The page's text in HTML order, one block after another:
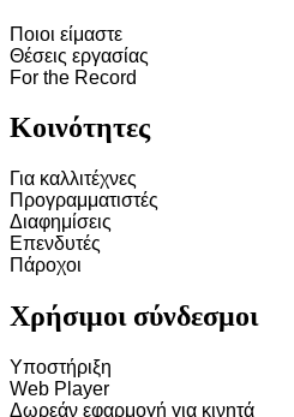
Ποιοι είμαστε
Θέσεις εργασίας
For the Record
Κοινότητες
Για καλλιτέχνες
Προγραμματιστές
Διαφημίσεις
Επενδυτές
Πάροχοι
Χρήσιμοι σύνδεσμοι
Υποστήριξη
Web Player
Δωρεάν εφαρμογή για κινητά